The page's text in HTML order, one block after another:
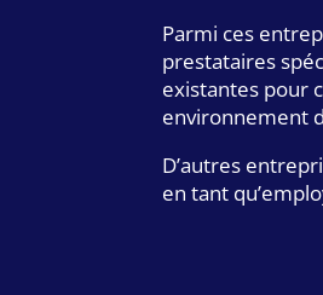
Parmi ces
prestataires
existantes pour
environnement
D’autres
en tant